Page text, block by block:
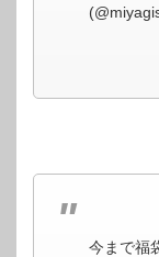
今まで福